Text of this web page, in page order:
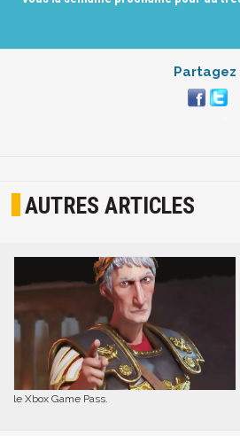
Partagez
AUTRES ARTICLES
le Xbox Game Pass.